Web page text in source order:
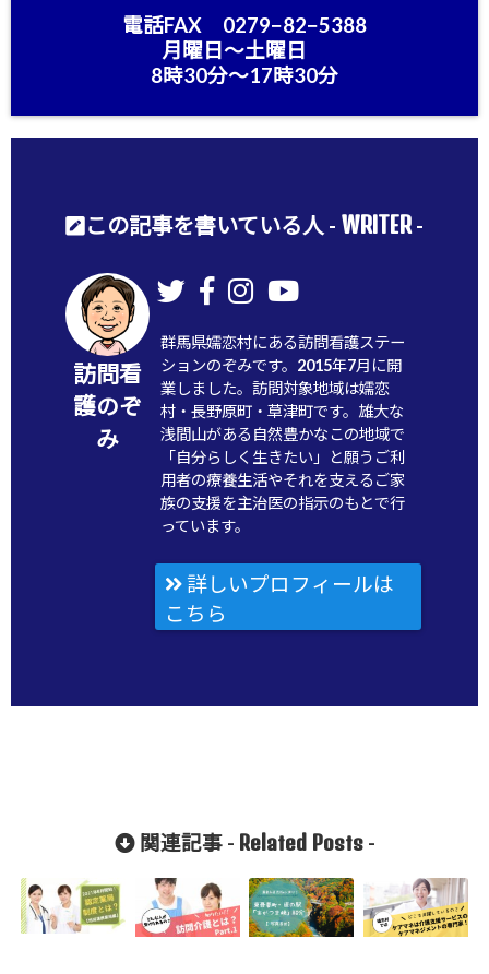
電話FAX 0279−82−5388
月曜日〜土曜日
8時30分〜17時30分
この記事を書いている人 - WRITER-
訪問看
護のぞ
み
群馬県嬬恋村にある訪問看護ステー
ションのぞみです。2015年7月に開
業しました。訪問対象地域は嬬恋
村・長野原町・草津町です。雄大な
浅間山がある自然豊かなこの地域で
「自分らしく生きたい」と願うご利
用者の療養生活やそれを支えるご家
族の支援を主治医の指示のもとで行
っています。
詳しいプロフィールは
こちら
関連記事 - Related Posts-